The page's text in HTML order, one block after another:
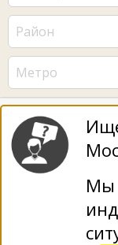
Район
Метро
Мы